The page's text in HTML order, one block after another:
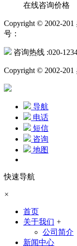
在线咨询价格
Copyright © 2002-
号：
咨询热线 :020-
Copyright © 2002-
导航
电话
短信
咨询
地图
快速导航
×
首页
关于我们 +
公司简介
新闻中心